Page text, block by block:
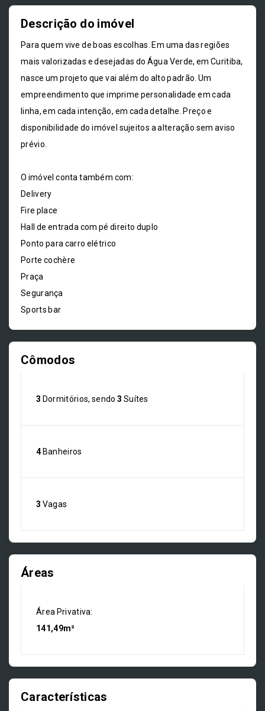
Descrição do imóvel
Para quem vive de boas escolhas. Em uma das regiões
mais valorizadas e desejadas do Água Verde, em Curitiba,
nasce um projeto que vai além do alto padrão. Um
empreendimento que imprime personalidade em cada
linha, em cada intenção, em cada detalhe. Preço e
disponibilidade do imóvel sujeitos a alteração sem aviso
prévio.
O imóvel conta também com:
Delivery
Fire place
Hall de entrada com pé direito duplo
Ponto para carro elétrico
Porte cochère
Praça
Segurança
Sports bar
Cômodos
3 Dormitórios, sendo3 Suítes
4Banheiros
3 Vagas
Áreas
Área Privativa:
141,49m²
Características